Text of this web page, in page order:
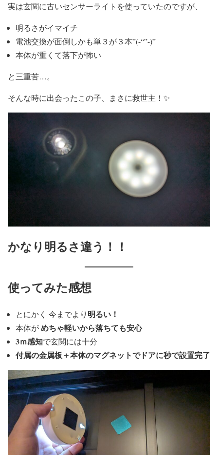
実は玄関に古いセンサーライトを使っていたのですが、
明るさがイマイチ
電池交換が面倒しかも単３が３本”(-“”-)”
本体が重くて落下が怖い
と三重苦…。
そんな時に出会ったこの子、まさに救世主！✨
かなり明るさ違う！！
使ってみた感想
とにかく 今までより 明るい！
本体がめちゃ軽いから落ちても安心
3ｍ感知で玄関には十分
付属の金属板＋本体のマグネットでドアに秒で設置完了